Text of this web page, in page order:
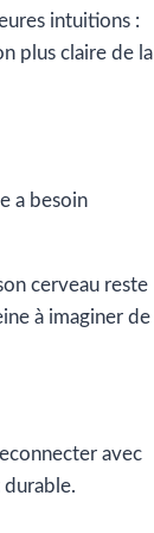
intuitions :
plus claire de la
a besoin
cerveau reste
à imaginer de
avec